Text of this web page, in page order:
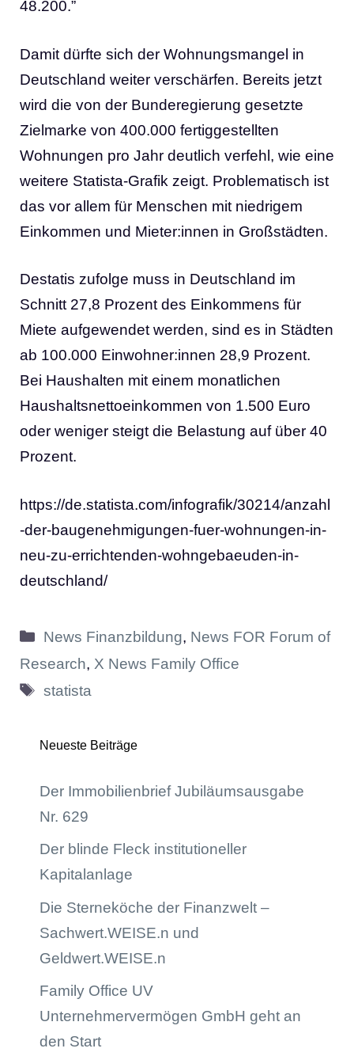
48.200.”
Damit dürfte sich der Wohnungsmangel in
Deutschland weiter verschärfen. Bereits jetzt
wird die von der Bunderegierung gesetzte
Zielmarke von 400.000 fertiggestellten
Wohnungen pro Jahr deutlich verfehl, wie eine
weitere Statista-Grafik zeigt. Problematisch ist
das vor allem für Menschen mit niedrigem
Einkommen und Mieter:innen in Großstädten.
Destatis zufolge muss in Deutschland im
Schnitt 27,8 Prozent des Einkommens für
Miete aufgewendet werden, sind es in Städten
ab 100.000 Einwohner:innen 28,9 Prozent.
Bei Haushalten mit einem monatlichen
Haushaltsnettoeinkommen von 1.500 Euro
oder weniger steigt die Belastung auf über 40
Prozent.
https://de.statista.com/infografik/30214/anzahl
-der-baugenehmigungen-fuer-wohnungen-in-
neu-zu-errichtenden-wohngebaeuden-in-
deutschland/
Kategorien
News Finanzbildung, News FOR Forum of
Research, X News Family Office
Schlagwörter
statista
Neueste Beiträge
Der Immobilienbrief Jubiläumsausgabe
Nr. 629
Der blinde Fleck institutioneller
Kapitalanlage
Die Sterneköche der Finanzwelt –
Sachwert.WEISE.n und
Geldwert.WEISE.n
Family Office UV
Unternehmervermögen GmbH geht an
den Start